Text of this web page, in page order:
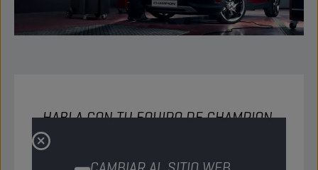
HABLA CON TU EQUIPO DE CHAMPION
A medida que estos sistemas de cambios